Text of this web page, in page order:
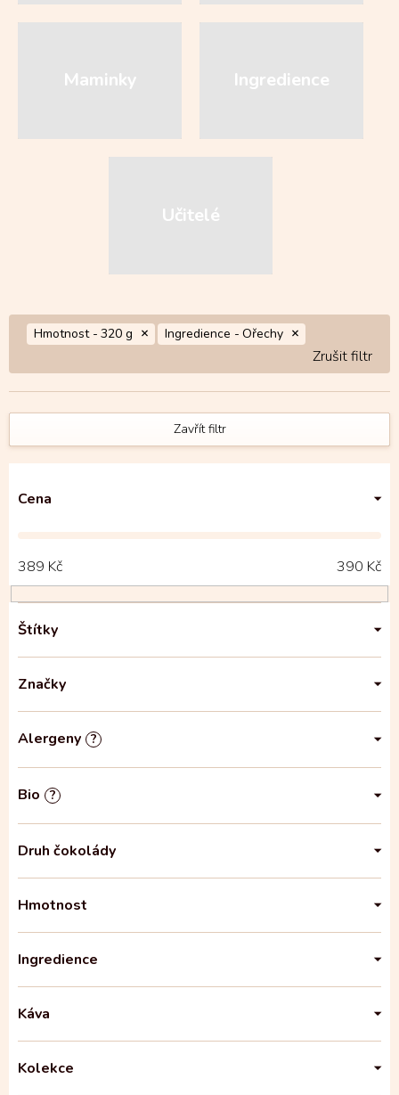
Maminky Ingredience
Učitelé
Hmotnost - 320 g Ingredience - Ořechy
Zavřít filtr
Cena
389 Kč 390 Kč
Štítky
Značky
Alergeny ?
Bio ?
Druh čokolády
Hmotnost
Ingredience
Káva
Kolekce